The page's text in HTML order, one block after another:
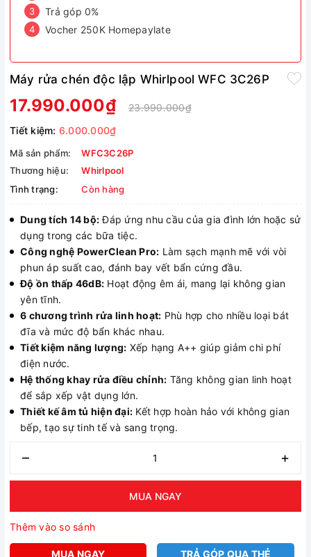
Trả góp 0%
Vocher 250K Homepaylate
Máy rửa chén độc lập Whirlpool WFC 3C26P
17.990.000₫
23.990.000₫
Tiết kiệm: 6.000.000₫
Mã sản phẩm:
WFC3C26P
Thương hiệu:
Whirlpool
Tình trạng:
Còn hàng
Dung tích 14 bộ:Đáp ứng nhu cầu của gia đình lớn hoặc sử
dụng trong các bữa tiệc.
Công nghệ PowerClean Pro: Làm sạch mạnh mẽ với vòi
phun áp suất cao, đánh bay vết bẩn cứng đầu.
Độ ồn thấp 46dB: Hoạt động êm ái, mang lại không gian
yên tĩnh.
6 chương trình rửa linh hoạt: Phù hợp cho nhiều loại bát
đĩa và mức độ bẩn khác nhau.
Tiết kiệm năng lượng: Xếp hạng A++ giúp giảm chi phí
điện nước.
Hệ thống khay rửa điều chỉnh: Tăng không gian linh hoạt
để sắp xếp vật dụng lớn.
Thiết kế âm tủ hiện đại: Kết hợp hoàn hảo với không gian
bếp, tạo sự tinh tế và sang trọng.
– +
MUA NGAY
Thêm vào so sánh
MUA NGAY TRẢ GÓP QUA THẺ